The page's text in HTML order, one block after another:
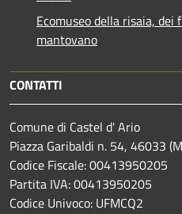
Ecomuseo della risaia,
mantovano
CONTATTI
Comune di Castel d' Ario
Piazza Garibaldi n. 54, 46033
Codice Fiscale: 00413950205
Partita IVA: 00413950205
Codice Univoco: UFMCQ2